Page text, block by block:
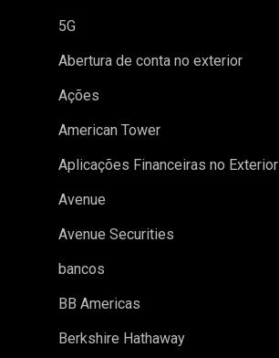
5G
Abertura de conta no exterior
Ações
American Tower
Aplicações Financeiras no Exterior
Avenue
Avenue Securities
bancos
BB Americas
Berkshire Hathaway